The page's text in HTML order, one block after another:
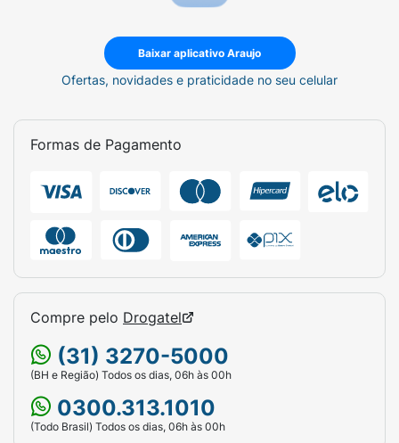
Baixar aplicativo Araujo
Ofertas, novidades e praticidade no seu celular
Formas de Pagamento
Compre pelo Drogatel
(31) 3270-5000
(BH e Região) Todos os dias, 06h às 00h
0300.313.1010
(Todo Brasil) Todos os dias, 06h às 00h